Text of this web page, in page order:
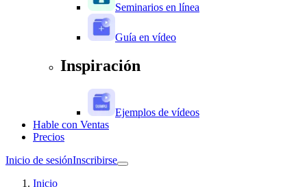
Seminarios en línea
Guía en vídeo
Inspiración
Ejemplos de vídeos
Hable con Ventas
Precios
Inicio de sesiónInscribirse
Inicio